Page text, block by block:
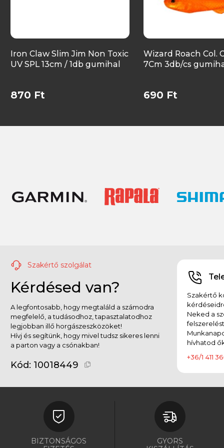
Iron Claw Slim Jim Non Toxic
UV SPL 13cm / 1db gumihal
870 Ft
Wizard Roach Col.
7Cm 3db/cs
690 Ft
Szakértő szolgálat
Kérdésed van?
A legfontosabb, hogy megtaláld a számodra
megfelelő, a tudásodhoz, tapasztalatodhoz
legjobban illő horgászeszközöket!
Hívj és segítünk, hogy mivel tudsz sikeres lenni
a parton vagy a csónakban!
Kód: 10018449
Szakértő
Neked a
hívhatod
+36/1 411
BIZTONSÁGOS
GYORS